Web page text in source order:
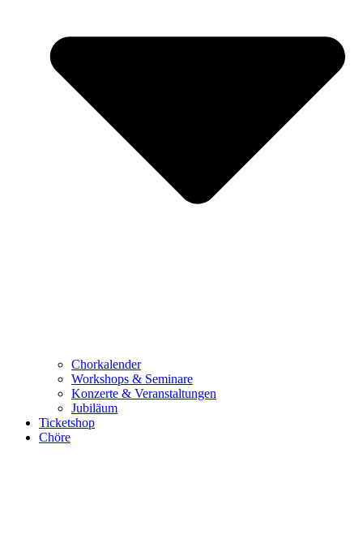
Chorkalender
Workshops & Seminare
Konzerte & Veranstaltungen
Jubiläum
Ticketshop
Chöre